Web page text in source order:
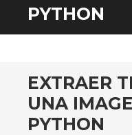
SALTAR
AL
PYTHON
EXTRAER
UNA
PYTHON